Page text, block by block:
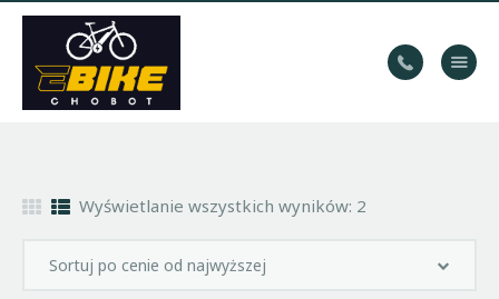
HOME
TRASY
KONTAKT
Wyświetlanie wszystkich wyników: 2